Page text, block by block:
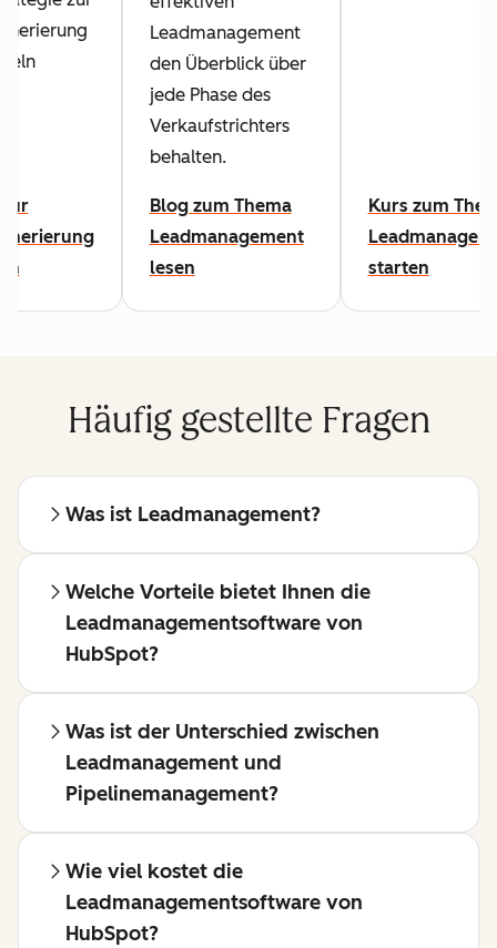
Leadmanagement
den Überblick über
jede Phase des
Verkaufstrichters
behalten.
Blog zum Thema
Leadmanagement
lesen
Kurs zum
starten
Häufig gestellte Fragen
Was ist Leadmanagement?
Welche Vorteile bietet Ihnen die
Leadmanagementsoftware von
HubSpot?
Was ist der Unterschied zwischen
Leadmanagement und
Pipelinemanagement?
Wie viel kostet die
Leadmanagementsoftware von
HubSpot?